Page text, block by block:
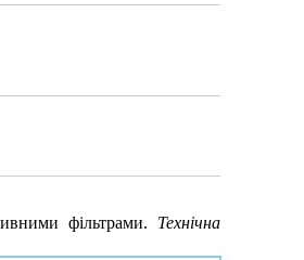
фільтрами. Технічна